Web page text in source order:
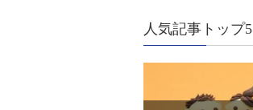
人気記事トップ5